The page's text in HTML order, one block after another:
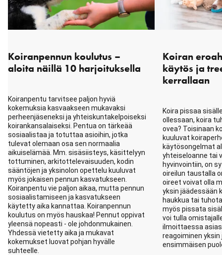
Koiranpennun koulutus –
aloita näillä 10 harjoituksella
Koiranpentu tarvitsee paljon hyviä
kokemuksia kasvaakseen mukavaksi
perheenjäseneksi ja yhteiskuntakelpoiseksi
koirankansalaiseksi. Pentua on tärkeää
sosiaalistaa ja totuttaa asioihin, jotka
tulevat olemaan osa sen normaalia
aikuiselämää. Mm. sisäsiisteys, käsittelyyn
tottuminen, arkitottelevaisuuden, kodin
sääntöjen ja yksinolon opettelu kuuluvat
myös jokaisen pennun kasvatukseen.
Koiranpentu vie paljon aikaa, mutta pennun
sosiaalistamiseen ja kasvatukseen
käytetty aika kannattaa. Koiranpennun
koulutus on myös hauskaa! Pennut oppivat
yleensä nopeasti - ole johdonmukainen.
Yhdessä vietetty aika ja mukavat
kokemukset luovat pohjan hyvälle
suhteelle.
Koiran
käytös ja
kerrallaan
Koira pissaa
ollessaan, koira
ovea? Toisinaan
kuuluvat
käytösongelmat
yhteiseloanne tai
hyvinvointiin, on
oireilun taustalla
oireet voivat olla
yksin jäädessään
haukkua tai
myös pissata
voi tulla
ilmoittaessa
reagoiminen
ensimmäisen